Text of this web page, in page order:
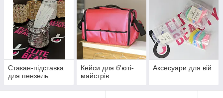
Стакан-підставка
для пензель
Кейси для б'юті-
майстрів
Аксесуари для вій